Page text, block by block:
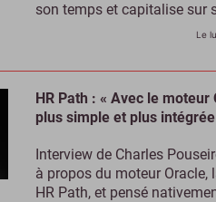
son temps et capitalise sur
Le
HR Path : « Avec le
plus simple et plus intégrée
Interview de Charles
à propos du moteur Oracle,
HR Path, et pensé